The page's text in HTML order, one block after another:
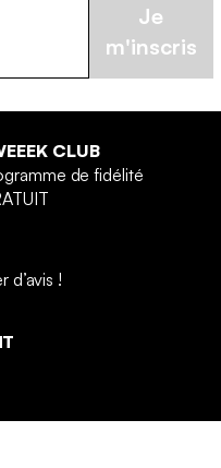
Je
m'inscris
CLUB
de fidélité
d’avis !